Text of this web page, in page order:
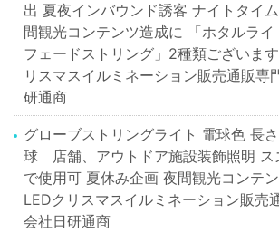
出 夏夜インバウンド誘客 ナイトタイ
間観光コンテンツ造成に 「ホタルライ
フェードストリング」2種類ございま
リスマスイルミネーション販売通販
研通商
グローブストリングライト 電球色 長
球 店舗、アウトドア施設装飾照明 ス
で使用可 夏休み企画 夜間観光コンテ
LEDクリスマスイルミネーション販
会社日研通商